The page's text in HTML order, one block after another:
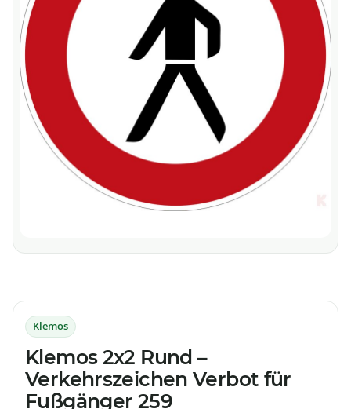
Klemos
Klemos 2x2 Rund –
Verkehrszeichen Verbot für
Fußgänger 259